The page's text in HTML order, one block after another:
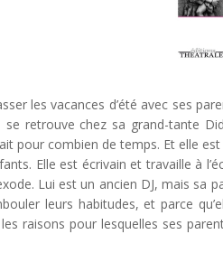
les vacances d’été avec ses
se retrouve chez sa grand-tante
pour combien de temps. Et elle est
Elle est écrivain et travaille à
Lui est un ancien DJ, mais sa
leurs habitudes, et parce
raisons pour lesquelles ses